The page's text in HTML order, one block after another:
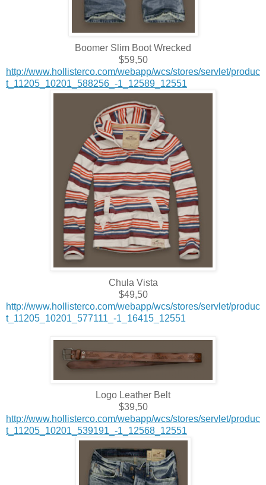
Boomer Slim Boot Wrecked
$59,50
http://www.hollisterco.com/webapp/wcs/stores/servlet/produc
t_11205_10201_588256_-1_12589_12551
Chula Vista
$49,50
http://www.hollisterco.com/webapp/wcs/stores/servlet/produc
t_11205_10201_577111_-1_16415_12551
Logo Leather Belt
$39,50
http://www.hollisterco.com/webapp/wcs/stores/servlet/produc
t_11205_10201_539191_-1_12568_12551